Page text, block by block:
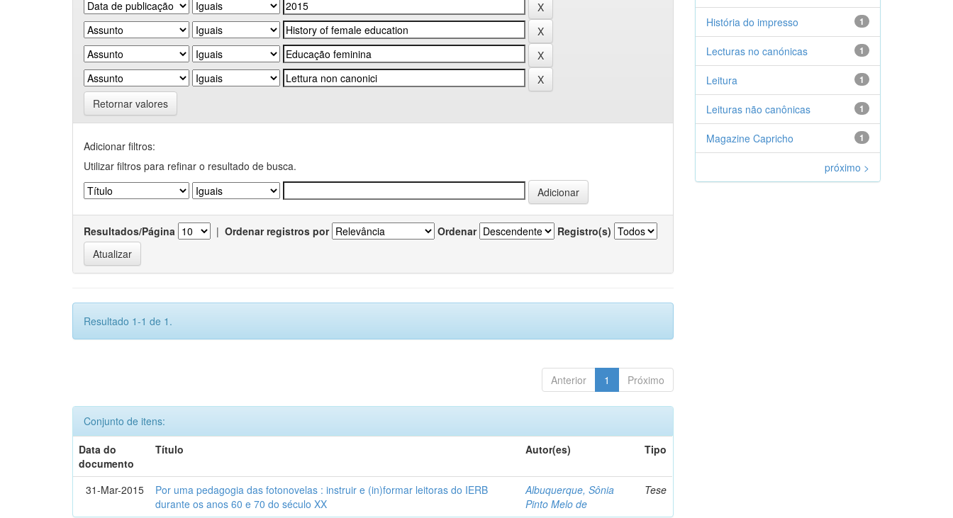
Retornar valores
Adicionar filtros:
Utilizar filtros para refinar o resultado de busca.
Resultados/Página | Ordenar registros por Ordenar Registro(s)
Resultado 1-1 de 1.
Anterior 1 Próximo
Conjunto de itens:
Data do
documento
Título Autor(es) Tipo
31-Mar-2015
Por uma pedagogia das fotonovelas : instruir e (in)formar leitoras do IERB
durante os anos 60 e 70 do século XX
Albuquerque, Sônia
Pinto Melo de
Tese
1
História do impresso
1
Lecturas no canónicas
1
Leitura
1
Leituras não canônicas
1
Magazine Capricho
próximo >